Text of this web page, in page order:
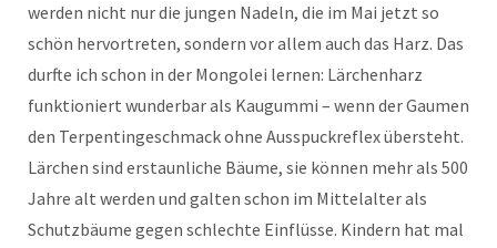
werden nicht nur die jungen Nadeln, die im Mai jetzt so
schön hervortreten, sondern vor allem auch das Harz. Das
durfte ich schon in der Mongolei lernen: Lärchenharz
funktioniert wunderbar als Kaugummi – wenn der Gaumen
den Terpentingeschmack ohne Ausspuckreflex übersteht.
Lärchen sind erstaunliche Bäume, sie können mehr als 500
Jahre alt werden und galten schon im Mittelalter als
Schutzbäume gegen schlechte Einflüsse. Kindern hat mal